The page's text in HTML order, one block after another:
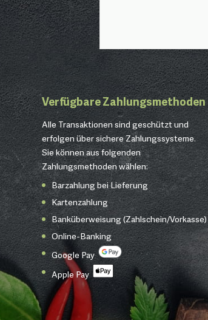
Verfügbare Zahlungsmethoden
Alle Transaktionen sind geschützt und
erfolgen über sichere Zahlungssysteme.
Sie können aus folgenden
Zahlungsmethoden wählen:
Barzahlung bei Lieferung
Kartenzahlung
Banküberweisung (Zahlschein/Vorkasse)
Online-Banking
Google Pay
Apple Pay